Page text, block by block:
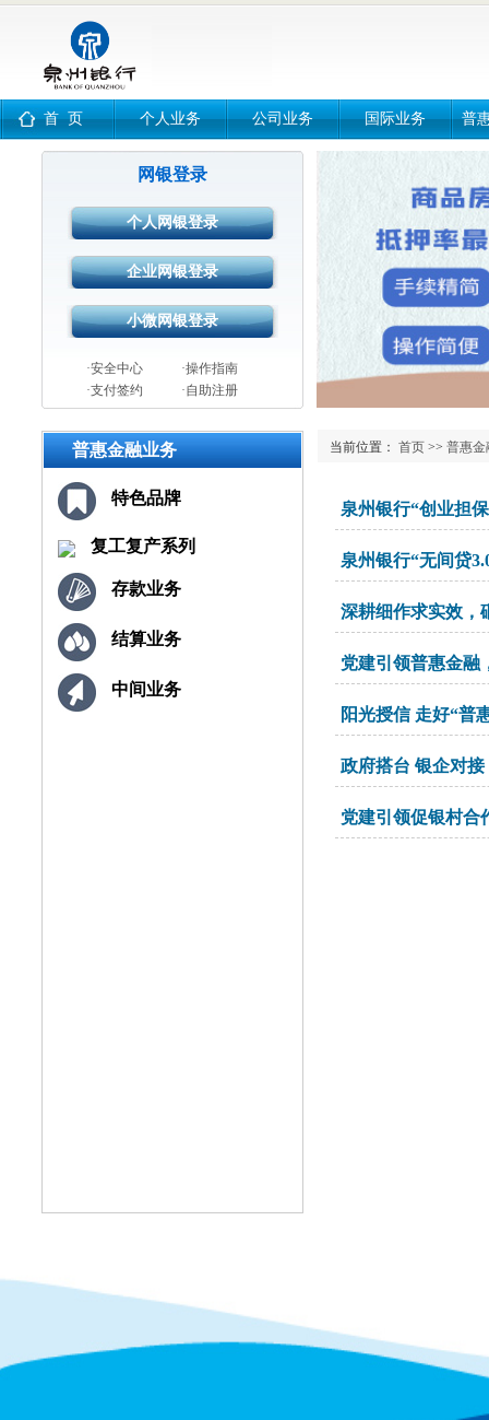
个人业务 公司业务 国际业务 普
首 页
网银登录
·安全中心
·操作指南
·支付签约
·自助注册
普惠金融业务
特色品牌
复工复产系列
存款业务
结算业务
中间业务
当前位置： 首页 >> 普惠金
泉州银行“创业担
泉州银行“无间贷
深耕细作求实效，
党建引领普惠金融
阳光授信 走好“普
政府搭台 银企对接
党建引领促银村合